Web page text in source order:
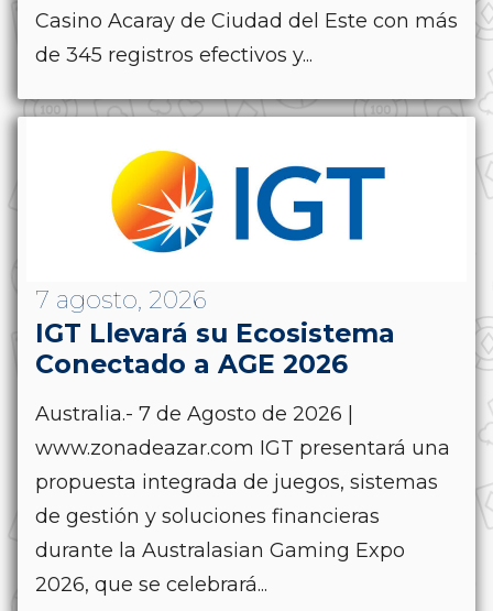
Casino Acaray de Ciudad del Este con más
de 345 registros efectivos y...
7 agosto, 2026
IGT Llevará su Ecosistema
Conectado a AGE 2026
Australia.- 7 de Agosto de 2026 |
www.zonadeazar.com IGT presentará una
propuesta integrada de juegos, sistemas
de gestión y soluciones financieras
durante la Australasian Gaming Expo
2026, que se celebrará...